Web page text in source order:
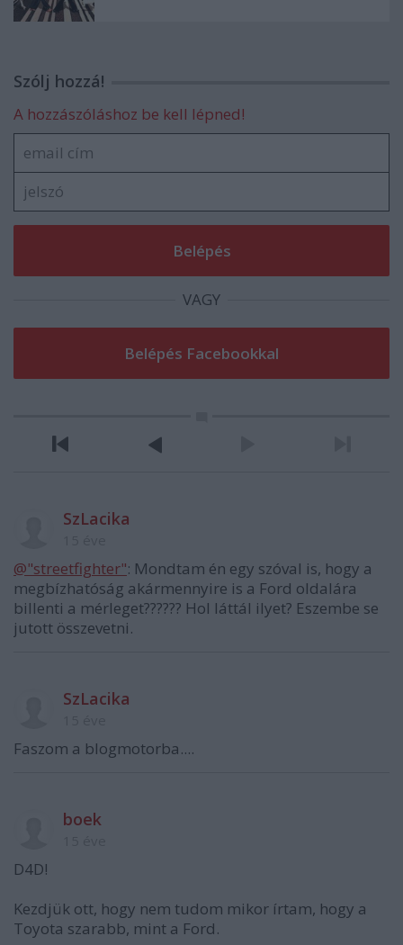
Szólj hozzá!
A hozzászóláshoz be kell lépned!
VAGY
SzLacika
@"streetfighter": Mondtam én egy szóval is, hogy a
megbízhatóság akármennyire is a Ford oldalára
billenti a mérleget?????? Hol láttál ilyet? Eszembe se
jutott összevetni.
SzLacika
Faszom a blogmotorba....
boek
D4D!
Kezdjük ott, hogy nem tudom mikor írtam, hogy a
Toyota szarabb, mint a Ford.